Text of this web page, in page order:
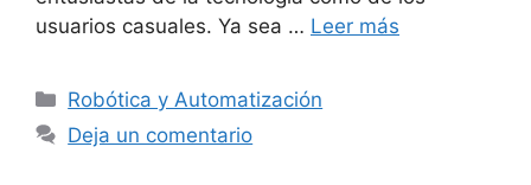
usuarios casuales. Ya sea … Leer más
Categorías
Robótica y Automatización
Deja un comentario